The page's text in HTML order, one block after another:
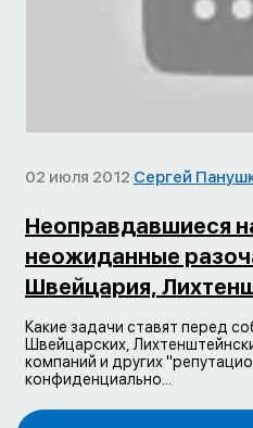
02 июля 2012 Сергей
Неоправдавшиеся
неожиданные
Швейцария,
Какие задачи ставят перед
Швейцарских,
компаний и других
конфиденциально...